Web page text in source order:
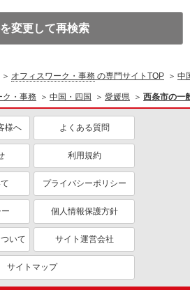
変更して再検索
オフィスワーク・事務 の専門サイトTOP 中
ク・事務 中国・四国 愛媛県 西条市の一
様へ よくある質問
利用規約
プライバシーポリシー
個人情報保護方針
いて サイト運営会社
サイトマップ